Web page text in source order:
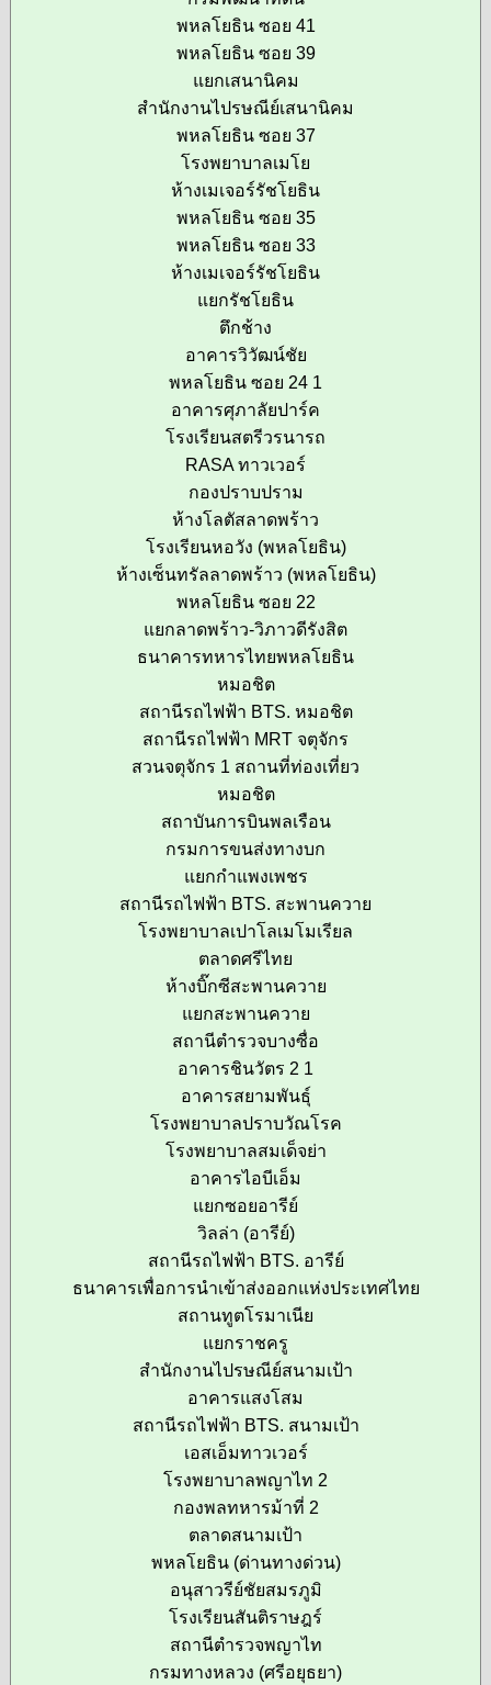
พหลโยธิน ซอย 41
พหลโยธิน ซอย 39
แยกเสนานิคม
สำนักงานไปรษณีย์เสนานิคม
พหลโยธิน ซอย 37
โรงพยาบาลเมโย
ห้างเมเจอร์รัชโยธิน
พหลโยธิน ซอย 35
พหลโยธิน ซอย 33
ห้างเมเจอร์รัชโยธิน
แยกรัชโยธิน
ตึกช้าง
อาคารวิวัฒน์ชัย
พหลโยธิน ซอย 24 1
อาคารศุภาลัยปาร์ค
โรงเรียนสตรีวรนารถ
RASA ทาวเวอร์
กองปราบปราม
ห้างโลตัสลาดพร้าว
โรงเรียนหอวัง (พหลโยธิน)
ห้างเซ็นทรัลลาดพร้าว (พหลโยธิน)
พหลโยธิน ซอย 22
แยกลาดพร้าว-วิภาวดีรังสิต
ธนาคารทหารไทยพหลโยธิน
หมอชิต
สถานีรถไฟฟ้า BTS. หมอชิต
สถานีรถไฟฟ้า MRT จตุจักร
สวนจตุจักร 1 สถานที่ท่องเที่ยว
หมอชิต
สถาบันการบินพลเรือน
กรมการขนส่งทางบก
แยกกำแพงเพชร
สถานีรถไฟฟ้า BTS. สะพานควาย
โรงพยาบาลเปาโลเมโมเรียล
ตลาดศรีไทย
ห้างบิ๊กซีสะพานควาย
แยกสะพานควาย
สถานีตำรวจบางซื่อ
อาคารชินวัตร 2 1
อาคารสยามพันธุ์
โรงพยาบาลปราบวัณโรค
โรงพยาบาลสมเด็จย่า
อาคารไอบีเอ็ม
แยกซอยอารีย์
วิลล่า (อารีย์)
สถานีรถไฟฟ้า BTS. อารีย์
ธนาคารเพื่อการนำเข้าส่งออกแห่งประเทศไทย
สถานทูตโรมาเนีย
แยกราชครู
สำนักงานไปรษณีย์สนามเป้า
อาคารแสงโสม
สถานีรถไฟฟ้า BTS. สนามเป้า
เอสเอ็มทาวเวอร์
โรงพยาบาลพญาไท 2
กองพลทหารม้าที่ 2
ตลาดสนามเป้า
พหลโยธิน (ด่านทางด่วน)
อนุสาวรีย์ชัยสมรภูมิ
โรงเรียนสันติราษฎร์
สถานีตำรวจพญาไท
กรมทางหลวง (ศรีอยุธยา)